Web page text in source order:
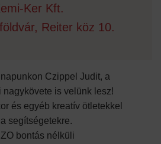
Ker Kft.
Reiter köz 10.
Czippel Judit, a
nagykövete is velünk lesz!
és egyéb kreatív ötletekkel
segítségetekre.
bontás nélküli